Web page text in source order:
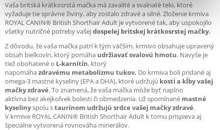
Vaša britská krátkosrstá mačka má zavalité a svalnaté telo, ktoré
vyžaduje tie správne živiny, aby zostalo zdravé a silné. Zloženie krmiva
ROYAL CANIN® British Shorthair Adult je vytvorené tak, aby uspokojilo
všetky nutričné ​​potreby vašejdospelej britskej krátkosrstej mačky.
Z dôvodu, že vaša mačka patrí k tým väčším, krmivo obsahuje upravený
obsah bielkovín, ktorý pomáha udržiavať svalovú hmotu. Navyše je
tiež obohatené o L-karnitín, ktorý
napomáhazdravému metabolizmu tukov. Do krmiva boli pridané aj
omega-3 mastné kyseliny (EPA a DHA), ktoré udržujú kosti a kĺby vašej
mačky zdravé. To znamená, že vaša mačka môže byť naplno
aktívna bez akejkoľvek bolesti či obmedzenia. Už spomínané mastné
kyselinyspolu staurínom udržujú srdce vašej mačky zdravé.
V krmive ROYAL CANIN® British Shorthair Adult k tomu prispieva aj
špeciálne vytvorená rovnováha minerálov.